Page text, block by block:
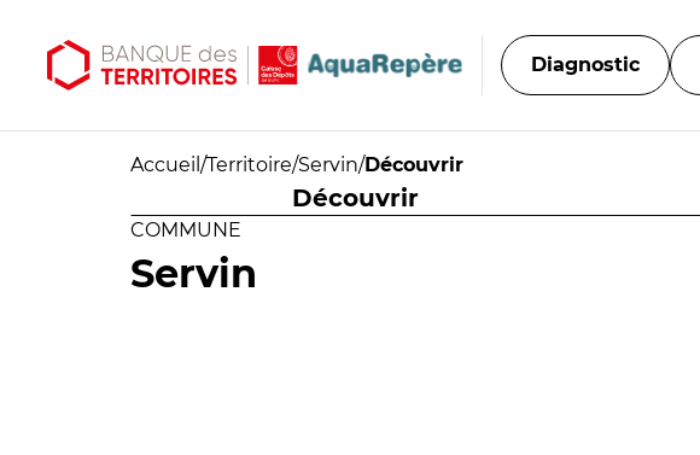
Diagnostic
Accueil /Territoire/Servin/Découvrir
Découvrir
COMMUNE
Servin